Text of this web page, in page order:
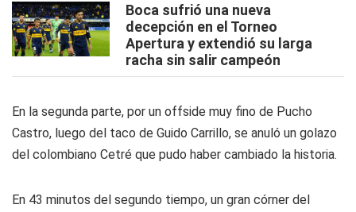
Boca sufrió una nueva
decepción en el Torneo
Apertura y extendió su larga
racha sin salir campeón
En la segunda parte, por un offside muy fino de Pucho
Castro, luego del taco de Guido Carrillo, se anuló un golazo
del colombiano Cetré que pudo haber cambiado la historia.
En 43 minutos del segundo tiempo, un gran córner del